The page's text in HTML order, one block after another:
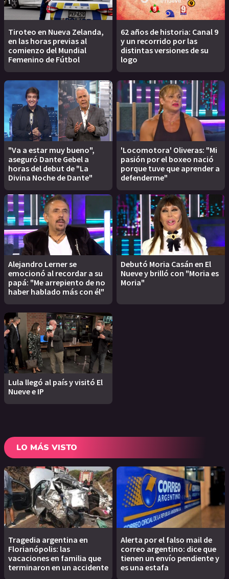
Tiroteo en Nueva Zelanda,
en las horas previas al
comienzo del Mundial
Femenino de Fútbol
62 años de historia: Canal 9
y un recorrido por las
distintas versiones de su
logo
"Va a estar muy bueno",
aseguró Dante Gebel a
horas del debut de "La
Divina Noche de Dante"
'Locomotora' Oliveras: "Mi
pasión por el boxeo nació
porque tuve que aprender a
defenderme"
Alejandro Lerner se
emocionó al recordar a su
papá: "Me arrepiento de no
haber hablado más con él"
Debutó Moria Casán en El
Nueve y brilló con "Moria es
Moria"
Lula llegó al país y visitó El
Nueve e IP
LO MÁS VISTO
Tragedia argentina en
Florianópolis: las
vacaciones en familia que
terminaron en un accidente
Alerta por el falso mail de
correo argentino: dice que
tienen un envío pendiente y
es una estafa